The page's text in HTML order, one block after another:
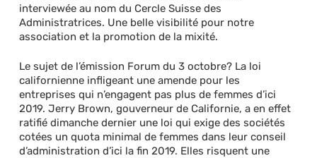
interviewée au nom du Cercle Suisse des
Administratrices. Une belle visibilité pour notre
association et la promotion de la mixité.
Le sujet de l’émission Forum du 3 octobre? La loi
californienne infligeant une amende pour les
entreprises qui n’engagent pas plus de femmes d’ici
2019. Jerry Brown, gouverneur de Californie, a en effet
ratifié dimanche dernier une loi qui exige des sociétés
cotées un quota minimal de femmes dans leur conseil
d’administration d’ici la fin 2019. Elles risquent une